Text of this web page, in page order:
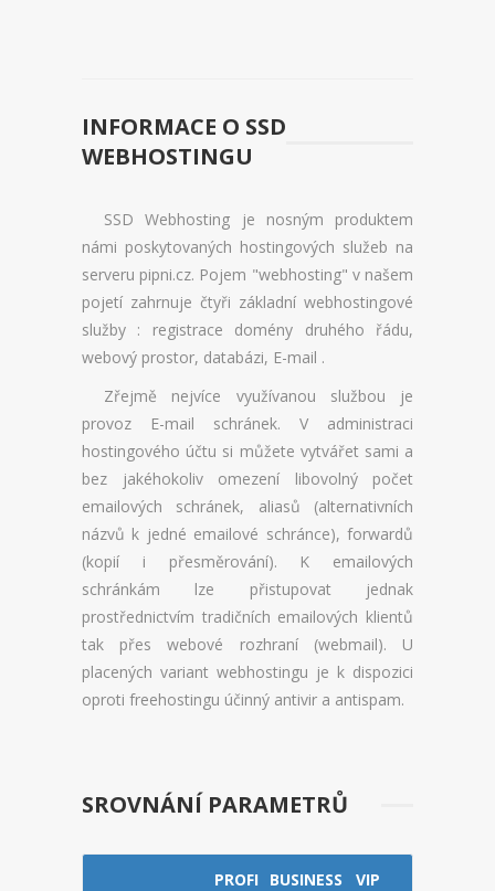
PŘEHLED SSD VIRTUALBOXU
REGISTRACE SSD VIRTUALBOXU
OVĚŘENÍ DOMÉNY
REGISTRACE DOMÉNY
CENÍK DOMÉN
AKCE DOMÉN
NOVÉ DOMÉNY
ZMĚNY DOMÉN
NÁSTROJE
WEBFTP
PHPMYADMIN
PHPPGADMIN
INFORMACE O SSD
WEBHOSTINGU
SSD Webhosting je nosným produktem
námi poskytovaných hostingových služeb na
serveru pipni.cz. Pojem "webhosting" v našem
pojetí zahrnuje čtyři základní webhostingové
služby : registrace domény druhého řádu,
webový prostor, databázi, E-mail .
Zřejmě nejvíce využívanou službou je
provoz E-mail schránek. V administraci
hostingového účtu si můžete vytvářet sami a
bez jakéhokoliv omezení libovolný počet
emailových schránek, aliasů (alternativních
názvů k jedné emailové schránce), forwardů
(kopií i přesměrování). K emailových
schránkám lze přistupovat jednak
prostřednictvím tradičních emailových klientů
tak přes webové rozhraní (webmail). U
placených variant webhostingu je k dispozici
oproti freehostingu účinný antivir a antispam.
SROVNÁNÍ PARAMETRŮ
PROFI BUSINESS VIP